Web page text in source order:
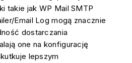
takie jak WP Mail SMTP
Email Log mogą znacznie
dostarczania
one na konfigurację
lepszym